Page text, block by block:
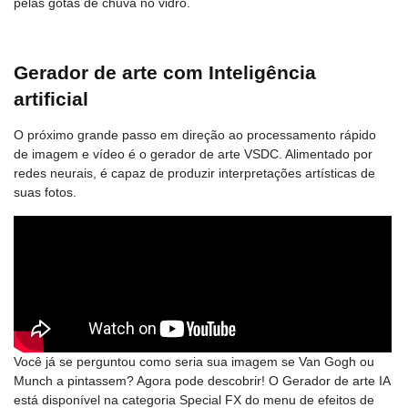
pelas gotas de chuva no vidro.
Gerador de arte com Inteligência
artificial
O próximo grande passo em direção ao processamento rápido
de imagem e vídeo é o gerador de arte VSDC. Alimentado por
redes neurais, é capaz de produzir interpretações artísticas de
suas fotos.
Você já se perguntou como seria sua imagem se Van Gogh ou
Munch a pintassem? Agora pode descobrir! O Gerador de arte IA
está disponível na categoria Special FX do menu de efeitos de